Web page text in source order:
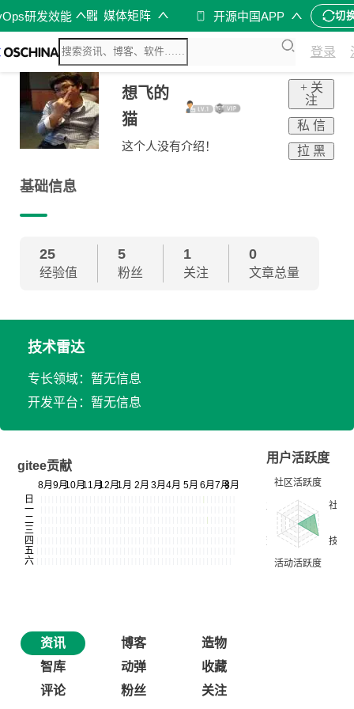
研发效能 媒体矩阵 开源中国APP 切
登录
想飞的
猫
这个人没有介绍！
+ 关
注
私 信
拉 黑
基础信息
25
经验值
5
粉丝
1
关注
0
文章总量
技术雷达
专长领域：暂无信息
开发平台：暂无信息
gitee贡献
用户活跃度
资讯 博客
造物
智库
动弹
收藏
评论
粉丝 关注